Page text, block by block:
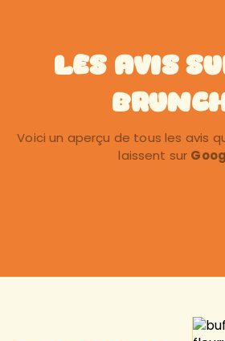
Les Avis
Voici un aperçu de tous les avis
laissent sur